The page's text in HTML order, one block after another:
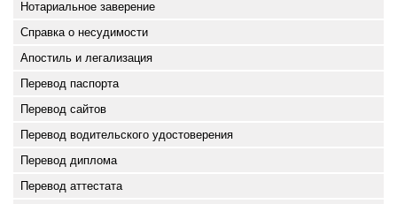
Нотариальное заверение
Справка о несудимости
Апостиль и легализация
Перевод паспорта
Перевод сайтов
Перевод водительского удостоверения
Перевод диплома
Перевод аттестата